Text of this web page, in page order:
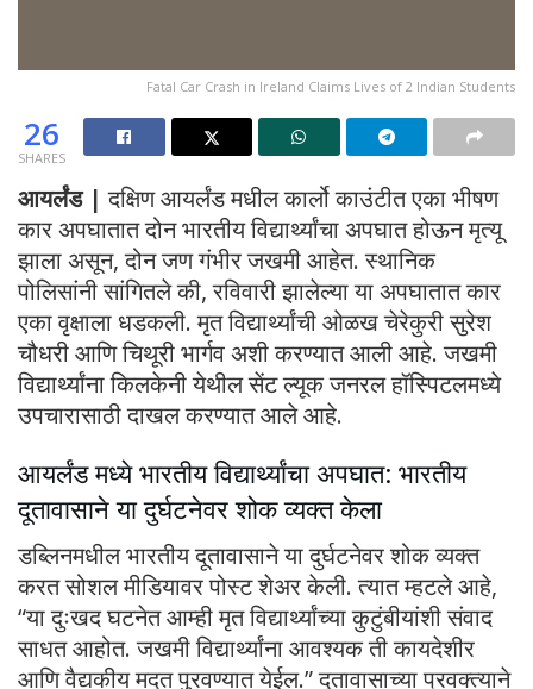
Fatal Car Crash in Ireland Claims Lives of 2 Indian Students
26
SHARES
आयर्लंड | दक्षिण आयर्लंड मधील कार्लो काउंटीत एका भीषण
कार अपघातात दोन भारतीय विद्यार्थ्यांचा अपघात होऊन मृत्यू
झाला असून, दोन जण गंभीर जखमी आहेत. स्थानिक
पोलिसांनी सांगितले की, रविवारी झालेल्या या अपघातात कार
एका वृक्षाला धडकली. मृत विद्यार्थ्यांची ओळख चेरेकुरी सुरेश
चौधरी आणि चिथूरी भार्गव अशी करण्यात आली आहे. जखमी
विद्यार्थ्यांना किलकेनी येथील सेंट ल्यूक जनरल हॉस्पिटलमध्ये
उपचारासाठी दाखल करण्यात आले आहे.
आयर्लंड मध्ये भारतीय विद्यार्थ्यांचा अपघात: भारतीय
दूतावासाने या दुर्घटनेवर शोक व्यक्त केला
डब्लिनमधील भारतीय दूतावासाने या दुर्घटनेवर शोक व्यक्त
करत सोशल मीडियावर पोस्ट शेअर केली. त्यात म्हटले आहे,
“या दुःखद घटनेत आम्ही मृत विद्यार्थ्यांच्या कुटुंबीयांशी संवाद
साधत आहोत. जखमी विद्यार्थ्यांना आवश्यक ती कायदेशीर
आणि वैद्यकीय मदत पुरवण्यात येईल.” दूतावासाच्या प्रवक्त्याने